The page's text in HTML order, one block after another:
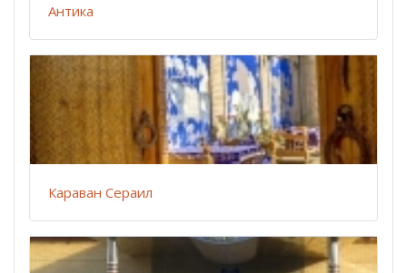
Антика
Караван Сераил